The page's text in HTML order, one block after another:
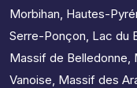
Morbihan, Hautes-
Serre-Ponçon, Lac du
Massif de Belledonne,
Vanoise, Massif des